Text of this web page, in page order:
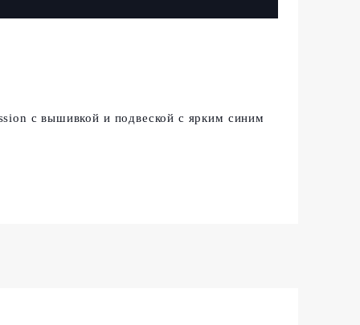
с вышивкой и подвеской с ярким синим